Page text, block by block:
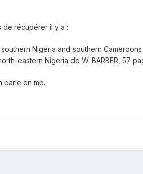
de récupérer il y a :
Nigeria and southern Cameroons
eastern Nigeria de W. BARBER, 57
parle en mp.